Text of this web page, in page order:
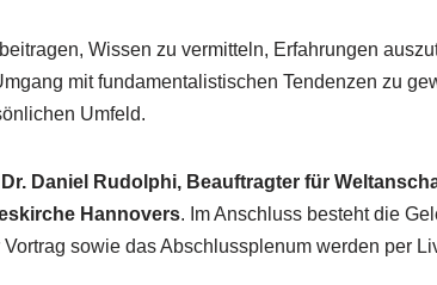
Wissen zu vermitteln, Erfahrungen
mit fundamentalistischen Tendenzen zu
Umfeld.
Dr. Daniel Rudolphi, Beauftragter für
Hannovers. Im Anschluss besteht die
sowie das Abschlussplenum werden per